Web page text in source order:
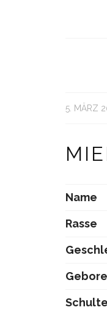
5. MÄRZ
Name
Rasse